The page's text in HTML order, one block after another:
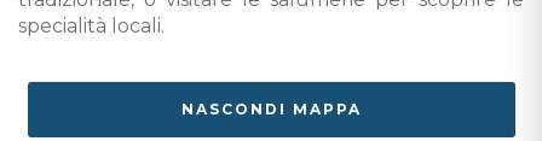
specialità locali.
NASCONDI MAPPA